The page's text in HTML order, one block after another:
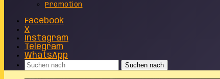
Promotion
Facebook
X
Instagram
Telegram
WhatsApp
Suchen nach